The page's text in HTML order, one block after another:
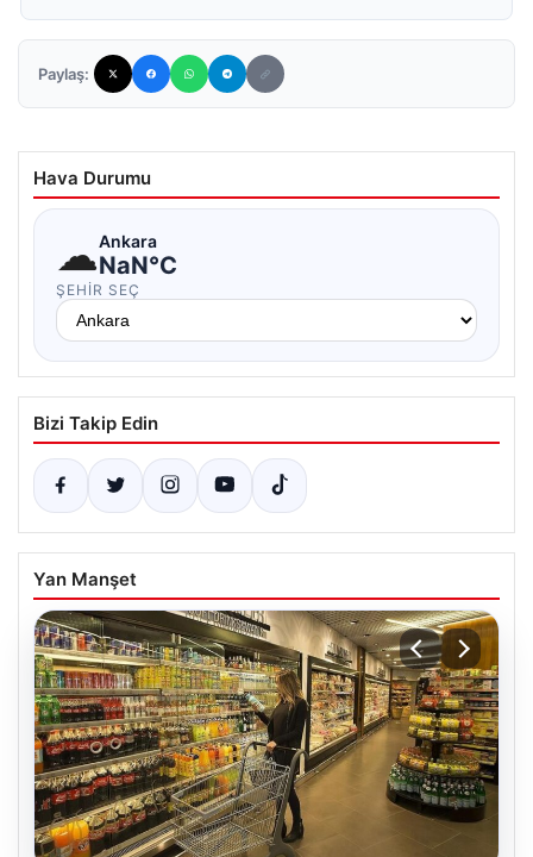
Paylaş:
Hava Durumu
☁Ankara
NaN°C
ŞEHIR SEÇ
Bizi Takip Edin
Yan Manşet